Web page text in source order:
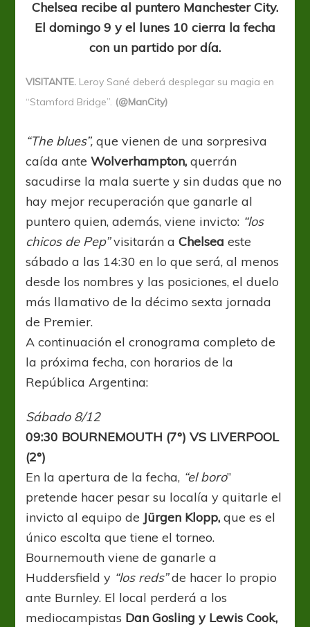
Chelsea recibe al puntero Manchester City.
El domingo 9 y el lunes 10 cierra la fecha
con un partido por día.
VISITANTE. Leroy Sané deberá desplegar su magia en
“Stamford Bridge”. (@ManCity)
“The blues”, que vienen de una sorpresiva
caída anteWolverhampton, querrán
sacudirse la mala suerte y sin dudas que no
hay mejor recuperación que ganarle al
puntero quien, además, viene invicto: “los
chicos de Pep”visitarán aChelsea este
sábado a las 14:30 en lo que será, al menos
desde los nombres y las posiciones, el duelo
más llamativo de la décimo sexta jornada
de Premier.
A continuación el cronograma completo de
la próxima fecha, con horarios de la
República Argentina:
Sábado 8/12
09:30 BOURNEMOUTH (7°) VS LIVERPOOL
(2°)
En la apertura de la fecha, “el boro”
pretende hacer pesar su localía y quitarle el
invicto al equipo de Jürgen Klopp, que es el
único escolta que tiene el torneo.
Bournemouth viene de ganarle a
Huddersfield y “los reds”de hacer lo propio
ante Burnley. El local perderá a los
mediocampistas Dan Gosling y Lewis Cook,